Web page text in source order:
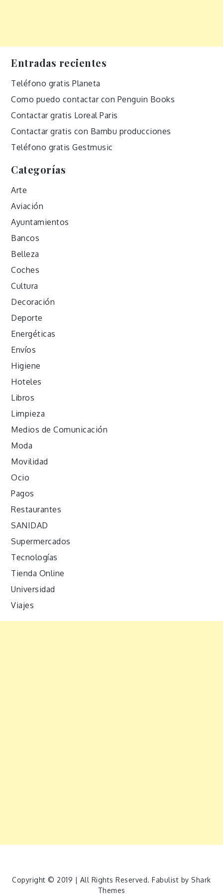
Entradas recientes
Teléfono gratis Planeta
Como puedo contactar con Penguin Books
Contactar gratis Loreal Paris
Contactar gratis con Bambu producciones
Teléfono gratis Gestmusic
Categorías
Arte
Aviación
Ayuntamientos
Bancos
Belleza
Coches
Cultura
Decoración
Deporte
Energéticas
Envíos
Higiene
Hoteles
Libros
Limpieza
Medios de Comunicación
Moda
Movilidad
Ocio
Pagos
Restaurantes
SANIDAD
Supermercados
Tecnologías
Tienda Online
Universidad
Viajes
Copyright © 2019 | All Rights Reserved. Fabulist by Shark
Themes